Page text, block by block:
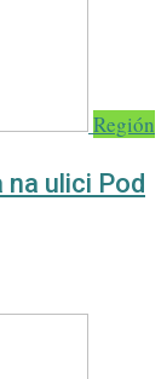
Región
ulici Pod